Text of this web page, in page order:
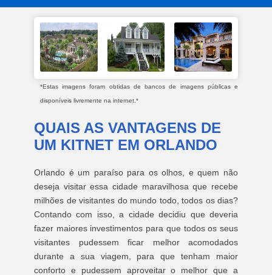
*Estas imagens foram obtidas de bancos de imagens públicas e
disponíveis livremente na internet.*
QUAIS AS VANTAGENS DE
UM KITNET EM ORLANDO
Orlando é um paraíso para os olhos, e quem não
deseja visitar essa cidade maravilhosa que recebe
milhões de visitantes do mundo todo, todos os dias?
Contando com isso, a cidade decidiu que deveria
fazer maiores investimentos para que todos os seus
visitantes pudessem ficar melhor acomodados
durante a sua viagem, para que tenham maior
conforto e pudessem aproveitar o melhor que a